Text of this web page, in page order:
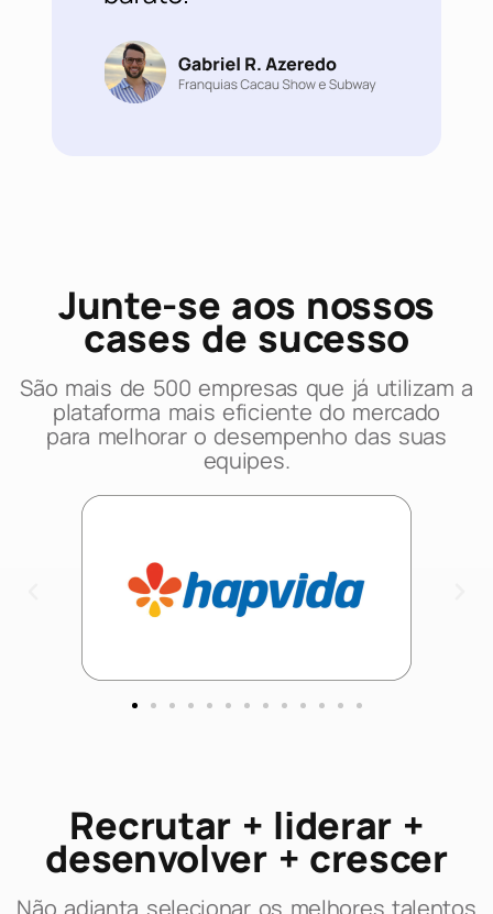
Junte-se aos nossos
cases de sucesso
São mais de 500 empresas que já utilizam a
plataforma mais eficiente do mercado
para melhorar o desempenho das suas
equipes.
Recrutar + liderar +
desenvolver + crescer